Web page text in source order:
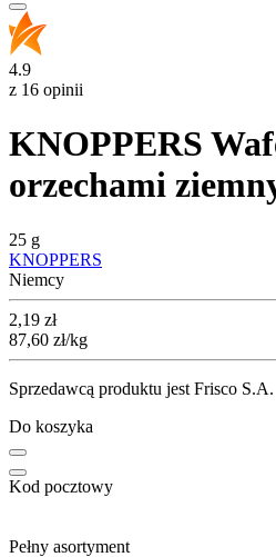
4.9
z 16 opinii
KNOPPERS
orzechami
25 g
KNOPPERS
Niemcy
Cena
2,19 zł
87,60 zł/kg
Sprzedawcą produktu jest Frisco S.A.
Do koszyka
Kod pocztowy
Pełny asortyment